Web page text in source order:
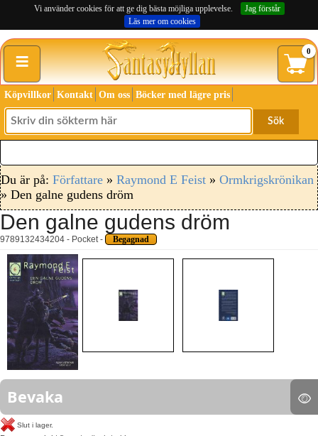
Vi använder cookies för att ge dig bästa möjliga upplevelse.
Jag förstår
Läs mer om cookies
≡ 0
Köpvillkor Kontakt Om oss Böcker med lägre pris
Sök
Du är på: Författare » Raymond E Feist » Ormkrigskrönikan
» Den galne gudens dröm
Den galne gudens dröm
9789132434204 - Pocket - Begagnad
Bevaka
Slut i lager.